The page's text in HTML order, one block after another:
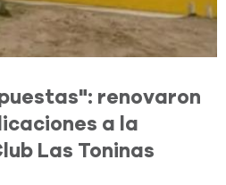
renovaron
a la
Las Toninas